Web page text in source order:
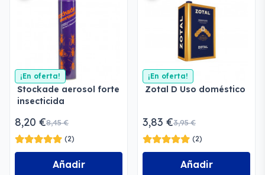
¡En oferta!
Stockade aerosol forte
insecticida
8,20 €8,45 €
(2)
Añadir
¡En oferta!
Zotal D Uso doméstico
3,83 €3,95 €
(2)
Añadir